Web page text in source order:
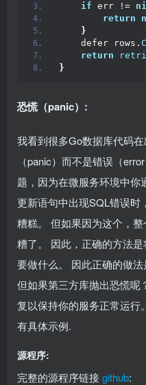
if err !=
return
}
    defer rows.
return
}
恐慌（panic）:
我看到很多Go数据库代码
（panic）而不是错误（
题，因为在微服务环境中你
更新语句中出现SQL错误时
糟糕。 但如果因为这个，
糟了。 因此，正确的方法
要做什么。 因此正确的做
但如果第三方库抛出恐慌呢
复以保持你的服务正常运行
有具体示例.
源程序:
完整的源程序链接github: